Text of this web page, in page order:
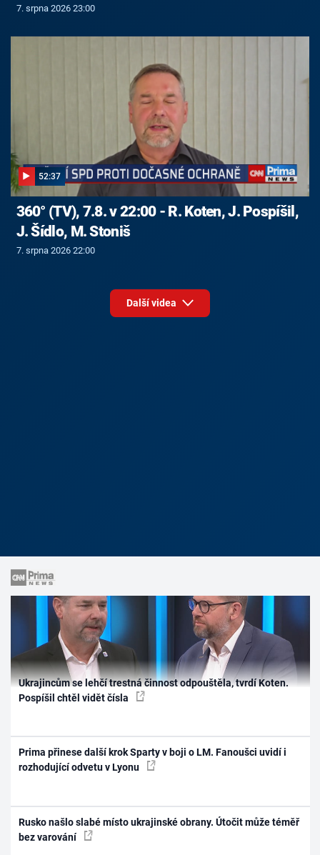
7. srpna 2026 23:00
52:37
360° (TV), 7.8. v 22:00 - R. Koten, J. Pospíšil,
J. Šídlo, M. Stoniš
7. srpna 2026 22:00
Další videa
Ukrajincům se lehčí trestná činnost odpouštěla, tvrdí Koten.
Pospíšil chtěl vidět čísla
Prima přinese další krok Sparty v boji o LM. Fanoušci uvidí i
rozhodující odvetu v Lyonu
Rusko našlo slabé místo ukrajinské obrany. Útočit může téměř
bez varování